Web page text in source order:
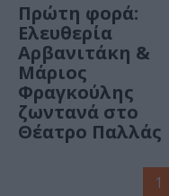
Πρώτη φορά:
Ελευθερία
Αρβανιτάκη &
Μάριος
Φραγκούλης
ζωντανά στο
Θέατρο Παλλάς
1